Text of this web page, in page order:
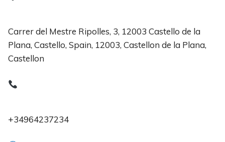
Carrer del Mestre Ripolles, 3, 12003 Castello de la
Plana, Castello, Spain, 12003, Castellon de la Plana,
Castellon
+34964237234